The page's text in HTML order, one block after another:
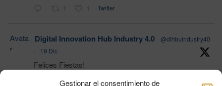
Gestionar el consentimiento de
1 1 Twitter
Avata
r
Digital Innovation Hub Industry 4.0
@dihbuindustry40
·
19 Dic
Felices Fiestas!